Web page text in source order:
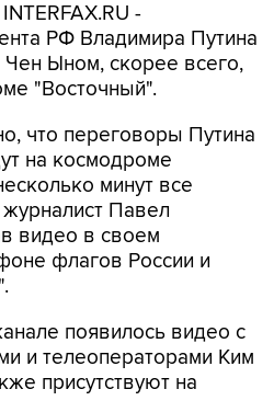
-
РФ Владимира Путина
Ыном, скорее всего,
"Восточный".
что переговоры Путина
на космодроме
минут все
Павел
видео в своем
флагов России и
появилось видео с
и телеоператорами Ким
присутствуют на